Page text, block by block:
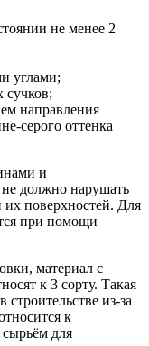
не менее 2
углами;
направления
серого оттенка
и
должно нарушать
их поверхностей. Для
при помощи
материал с
к 3 сорту. Такая
из-за
к
для